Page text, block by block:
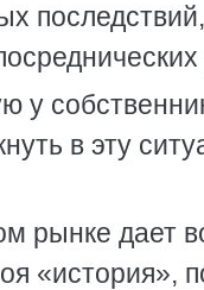
у
в эту
рынке дает
«история»,